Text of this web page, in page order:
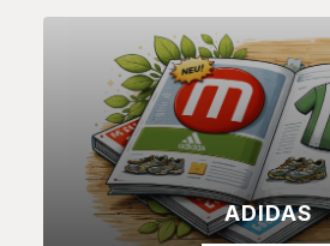
ADIDAS